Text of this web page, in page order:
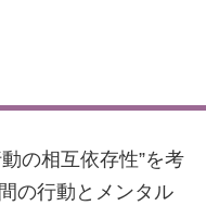
の相互依存性”を考
の行動とメンタル